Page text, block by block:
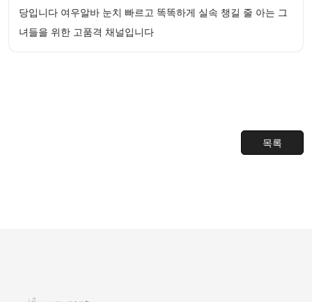
당입니다 여우알바 눈치 빠르고 똑똑하게 실속 챙길 줄 아는 그
녀들을 위한 고품격 채널입니다
목록